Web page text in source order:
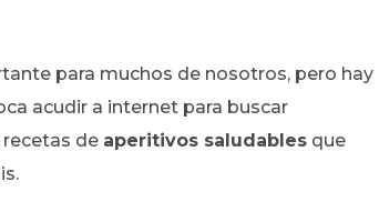
para muchos de nosotros, pero hay
acudir a internet para buscar
recetas de aperitivos saludables que